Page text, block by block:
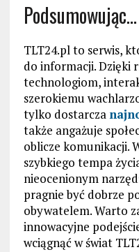
Podsumowując…
TLT24.pl to serwis,
do informacji. Dzięki
technologiom,
szerokiemu
tylko dostarcza
także angażuje
oblicze komunikacji.
szybkiego tempa
nieocenionym
pragnie być dobrze
obywatelem. Warto
innowacyjne
wciągnąć w świat